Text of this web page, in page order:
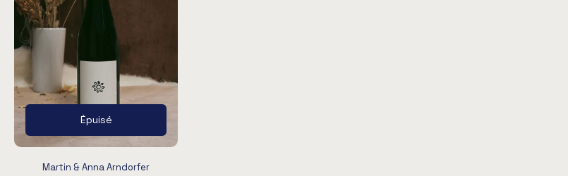
Épuisé
Martin & Anna Arndorfer